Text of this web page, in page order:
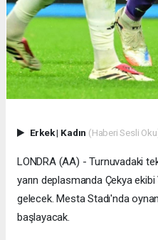
Erkek| Kadın (Haberi Sesli
LONDRA (AA) - Turnuvadaki
yarın deplasmanda Çekya
gelecek. Mesta Stadı'nda
başlayacak.